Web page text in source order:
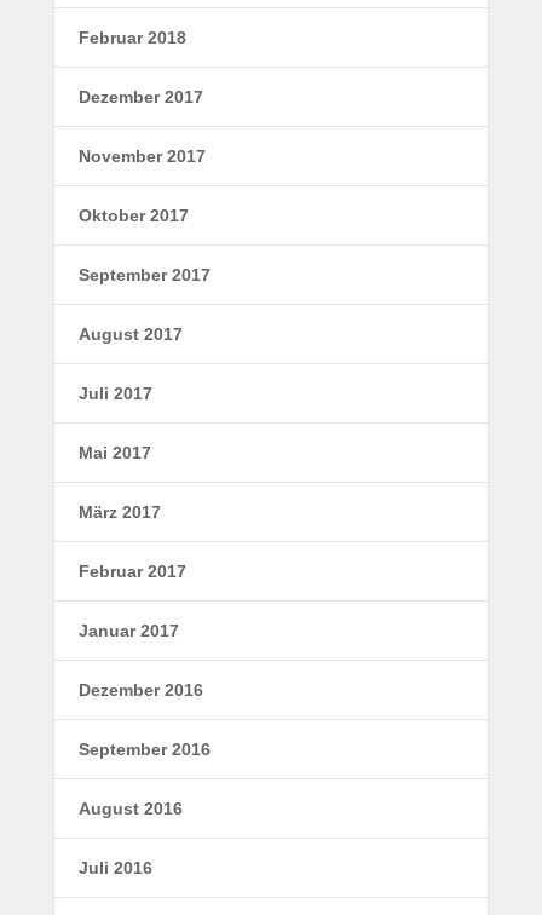
Februar 2018
Dezember 2017
November 2017
Oktober 2017
September 2017
August 2017
Juli 2017
Mai 2017
März 2017
Februar 2017
Januar 2017
Dezember 2016
September 2016
August 2016
Juli 2016